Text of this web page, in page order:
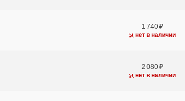
1 740
нет в наличии
2 080
нет в наличии